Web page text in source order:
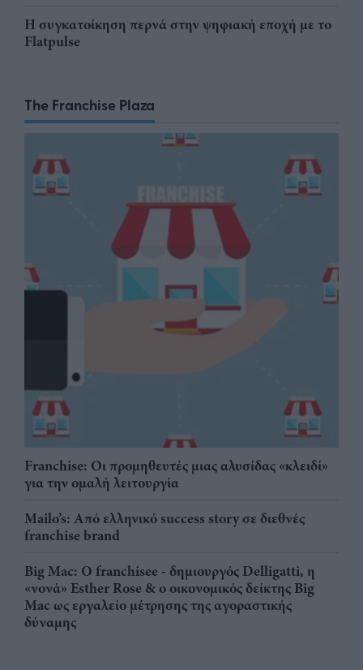
Η συγκατοίκηση περνά στην ψηφιακή εποχή με το
Flatpulse
The Franchise Plaza
Franchise: Οι προμηθευτές μιας αλυσίδας «κλειδί»
για την ομαλή λειτουργία
Mailo’s: Από ελληνικό success story σε διεθνές
franchise brand
Big Mac: Ο franchisee - δημιουργός Delligatti, η
«νονά» Esther Rose & ο οικονομικός δείκτης Big
Mac ως εργαλείο μέτρησης της αγοραστικής
δύναμης